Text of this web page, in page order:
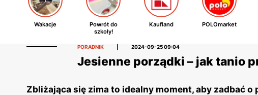
Wakacje
Powrót do
szkoły!
Kaufland POLOmarket
PORADNIK 2024-09-25 09:04
Jesienne porządki – jak tanio
Zbliżająca się zima to idealny moment, aby zadbać